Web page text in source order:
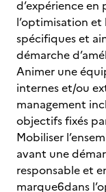
d’expérience
l’optimisation
spécifiques et
démarche
Animer une
internes et/ou
management
objectifs fixés
Mobiliser
avant une
responsable et
marque6dans